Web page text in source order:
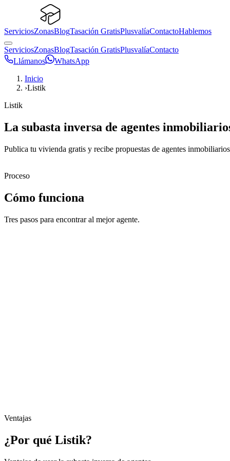
ServiciosZonasBlogTasación GratisPlusvalíaContactoHablemos
ServiciosZonasBlogTasación GratisPlusvalíaContacto
Llámanos
WhatsApp
Inicio
›Listik
Listik
La subasta inversa de agentes
Publica tu vivienda gratis y recibe propuestas de agentes
Proceso
Cómo funciona
Tres pasos para encontrar al mejor agente.
Ventajas
¿Por qué Listik?